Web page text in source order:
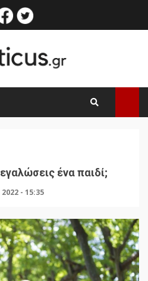
facebook
ένα παιδί;
- 15:35